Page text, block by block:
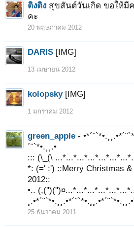
ติงติง สุขสันต์วันเกิด ขอให้มี
คะ
20 พฤษภาคม 2012
DARIS [IMG]
13 เมษายน 2012
kolopsky [IMG]
1 มกราคม 2012
green_apple -
´¨`*•.¸¸.•
::: (\_(\
*: (=' :') ::Merry Christmas &
2012::
•..
25 ธันวาคม 2011